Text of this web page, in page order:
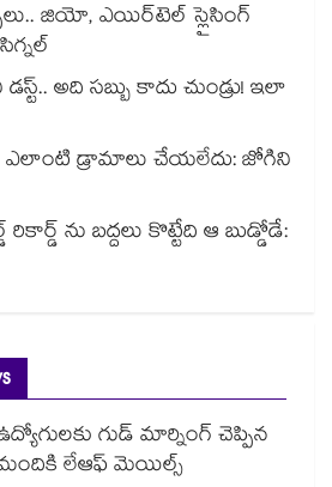
జియో, ఎయిర్‌టెల్ స్లైసింగ్
అది సబ్బు కాదు చుండ్రు! ఇలా
ఎలాంటి డ్రామాలు చేయలేదు: జోగిని
ను బద్దలు కొట్టేది ఆ బుడ్డోడే:
గుడ్ మార్నింగ్ చెప్పిన
లేఆఫ్ మెయిల్స్